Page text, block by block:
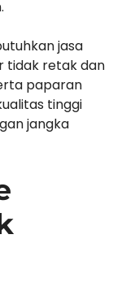
jasa
tidak retak dan
paparan
tinggi
jangka